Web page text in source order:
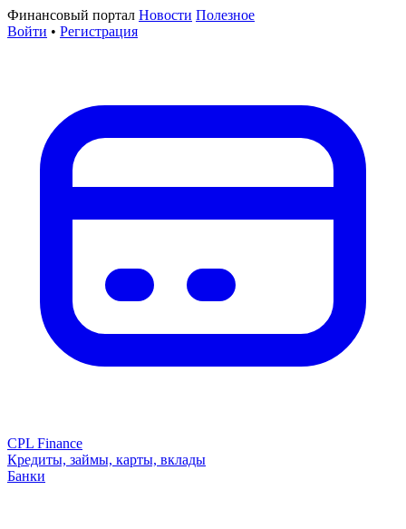
Финансовый портал Новости Полезное
Войти • Регистрация
CPL Finance
Кредиты, займы, карты, вклады
Банки